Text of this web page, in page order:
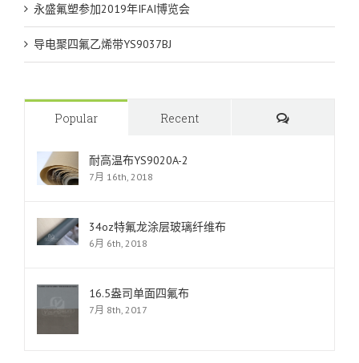
永盛氟塑参加2019年IFAI博览会
导电聚四氟乙烯带YS9037BJ
Popular Recent Comments
耐高温布YS9020A-2
7月 16th, 2018
34oz特氟龙涂层玻璃纤维布
6月 6th, 2018
16.5盎司单面四氟布
7月 8th, 2017